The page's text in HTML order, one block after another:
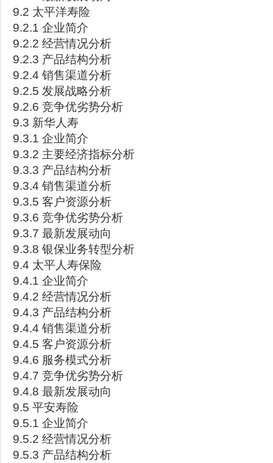
9.2 太平洋寿险
9.2.1 企业简介
9.2.2 经营情况分析
9.2.3 产品结构分析
9.2.4 销售渠道分析
9.2.5 发展战略分析
9.2.6 竞争优劣势分析
9.3 新华人寿
9.3.1 企业简介
9.3.2 主要经济指标分析
9.3.3 产品结构分析
9.3.4 销售渠道分析
9.3.5 客户资源分析
9.3.6 竞争优劣势分析
9.3.7 最新发展动向
9.3.8 银保业务转型分析
9.4 太平人寿保险
9.4.1 企业简介
9.4.2 经营情况分析
9.4.3 产品结构分析
9.4.4 销售渠道分析
9.4.5 客户资源分析
9.4.6 服务模式分析
9.4.7 竞争优劣势分析
9.4.8 最新发展动向
9.5 平安寿险
9.5.1 企业简介
9.5.2 经营情况分析
9.5.3 产品结构分析